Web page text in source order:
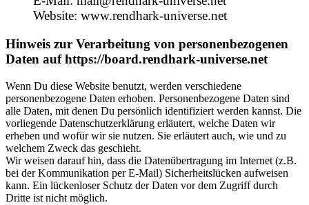
Website: www.rendhark-universe.net
Hinweis zur Verarbeitung von personenbezogenen
Daten auf https://board.rendhark-universe.net
Wenn Du diese Website benutzt, werden verschiedene
personenbezogene Daten erhoben. Personenbezogene Daten sind
alle Daten, mit denen Du persönlich identifiziert werden kannst. Die
vorliegende Datenschutzerklärung erläutert, welche Daten wir
erheben und wofür wir sie nutzen. Sie erläutert auch, wie und zu
welchem Zweck das geschieht.
Wir weisen darauf hin, dass die Datenübertragung im Internet (z.B.
bei der Kommunikation per E-Mail) Sicherheitslücken aufweisen
kann. Ein lückenloser Schutz der Daten vor dem Zugriff durch
Dritte ist nicht möglich.